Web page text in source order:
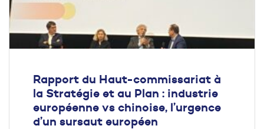
Rapport du Haut-commissariat à
la Stratégie et au Plan : industrie
européenne vs chinoise, l’urgence
d’un sursaut européen